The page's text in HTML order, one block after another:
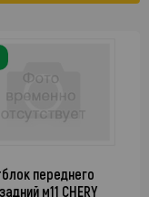
переднего
м11 CHERY